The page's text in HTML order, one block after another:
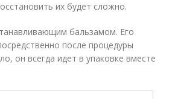
их будет сложно.
бальзамом. Его
после процедуры
он всегда идет в упаковке вместе